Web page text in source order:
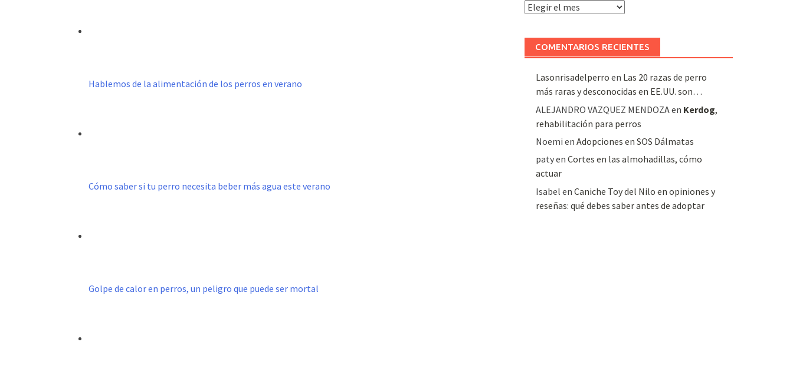
Hablemos de la alimentación de los perros en verano
Cómo saber si tu perro necesita beber más agua este verano
Golpe de calor en perros, un peligro que puede ser mortal
Archivo
artículos
COMENTARIOS RECIENTES
Lasonrisadelperro en Las 20 razas de perro
más raras y desconocidas en EE.UU. son…
ALEJANDRO VAZQUEZ MENDOZAen Kerdog,
rehabilitación para perros
Noemi en Adopciones en SOS Dálmatas
patyen Cortes en las almohadillas, cómo
actuar
Isabel en Caniche Toy del Nilo en opiniones y
reseñas: qué debes saber antes de adoptar